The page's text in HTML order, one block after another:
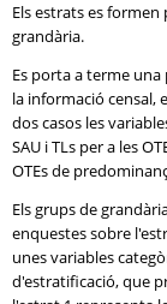
Els estrats es
grandària.
Es porta a terme
la informació censal,
dos casos les
SAU i TLs per a les
OTEs de
Els grups de
enquestes sobre
unes variables
d'estratificació, que